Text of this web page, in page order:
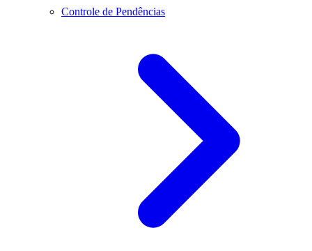
Controle de Pendências